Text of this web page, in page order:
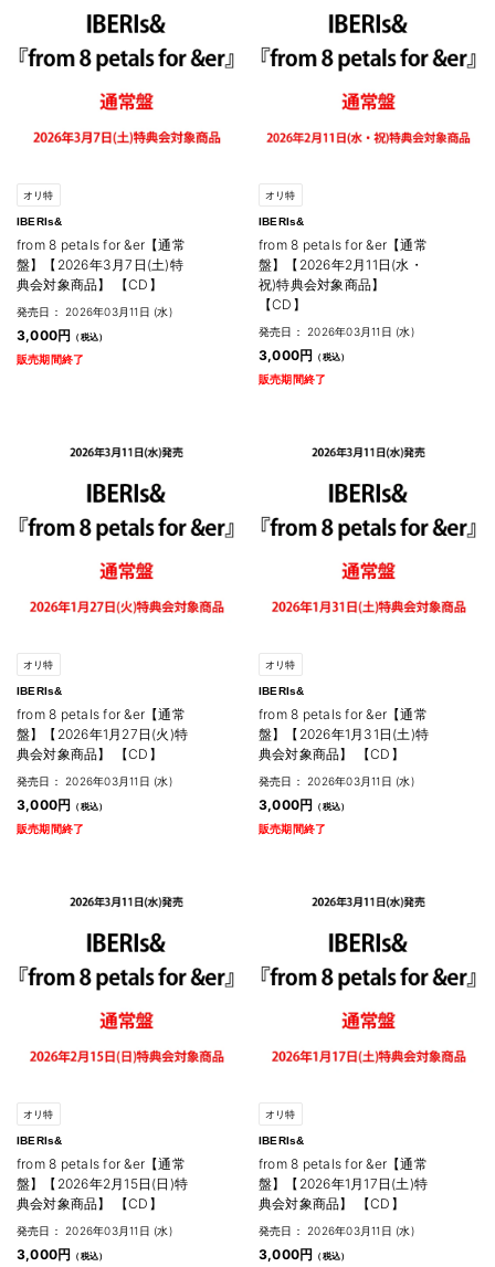
オリ特
IBERIs&
from 8 petals for &er【通常
盤】【2026年3月7日(土)特
典会対象商品】 【CD】
発売日： 2026年03月11日 (水)
3,000円
販売期間終了
オリ特
IBERIs&
from 8 petals for &er【通常
盤】【2026年2月11日(水・
祝)特典会対象商品】
【CD】
発売日： 2026年03月11日 (水)
3,000円
販売期間終了
オリ特
IBERIs&
from 8 petals for &er【通常
盤】【2026年1月27日(火)特
典会対象商品】 【CD】
発売日： 2026年03月11日 (水)
3,000円
販売期間終了
オリ特
IBERIs&
from 8 petals for &er【通常
盤】【2026年1月31日(土)特
典会対象商品】 【CD】
発売日： 2026年03月11日 (水)
3,000円
販売期間終了
オリ特
IBERIs&
from 8 petals for &er【通常
盤】【2026年2月15日(日)特
典会対象商品】 【CD】
発売日： 2026年03月11日 (水)
3,000円
オリ特
IBERIs&
from 8 petals for &er【通常
盤】【2026年1月17日(土)特
典会対象商品】 【CD】
発売日： 2026年03月11日 (水)
3,000円